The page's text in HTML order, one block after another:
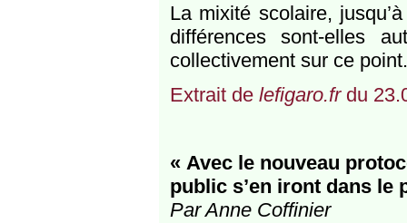
La mixité scolaire,
différences sont-elles
collectivement sur ce
Extrait de lefigaro.frdu
« Avec le nouveau
public s’en iront dans le
Par Anne Coffinier